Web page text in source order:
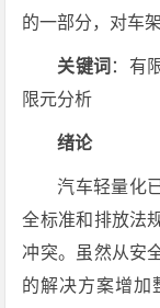
的一部分，对车
关键词 ：有
限元分析
绪论
汽车轻量化
全标准和排放法
冲突。虽然从安
的解决方案增加